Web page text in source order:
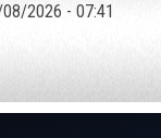
2026 - 07:41